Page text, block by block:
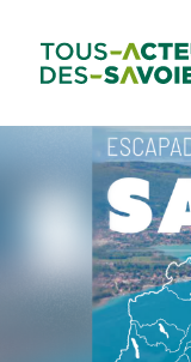
contenu